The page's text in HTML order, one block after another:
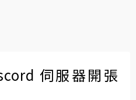
伺服器開張